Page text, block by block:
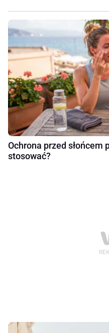
Ochrona przed słońcem
stosować?